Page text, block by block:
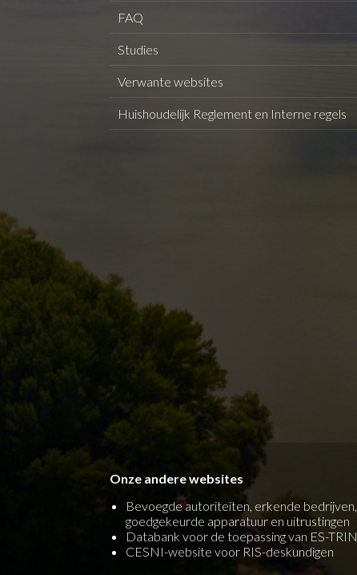
FAQ
Studies
Verwante websites
Huishoudelijk Reglement en Interne regels
Onze andere websites
Bevoegde autoriteiten, erkende bedrijven,
goedgekeurde apparatuur en uitrustingen
Databank voor de toepassing van ES-TRIN
CESNI-website voor RIS-deskundigen